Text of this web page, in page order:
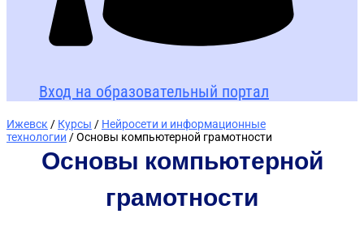
Вход на образовательный портал
Ижевск / Курсы / Нейросети и информационные
технологии / Основы компьютерной грамотности
Основы компьютерной
грамотности